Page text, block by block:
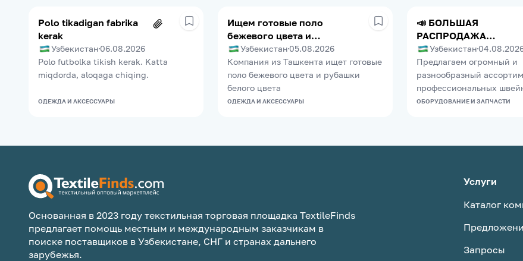
Polo tikadigan fabrika
kerak
Узбекистан 06.08.2026
Polo futbolka tikish kerak. Katta
miqdorda, aloqaga chiqing.
ОДЕЖДА И АКСЕССУАРЫ
Ищем готовые поло
бежевого цвета и
рубашки белыее.
Узбекистан 05.08.2026
Компания из Ташкента ищет готовые
поло бежевого цвета и рубашки
белого цвета
ОДЕЖДА И АКСЕССУАРЫ
📣 БОЛЬШАЯ
РАСПРОДАЖА
ПРОМЫШЛЕННОГО
ШВЕЙНОГО
ОБОРУДОВАНИЯ
Узбекистан
Предлагаем огромный и
разнообразный
профессиональных
и оверлоков для швейных
Кому интересно —
условия по цене на
(звонки/мессенджеры):
+998935501107
ОБОРУДОВАНИЕ И ЗАПЧАСТИ
Основанная в 2023 году текстильная торговая площадка TextileFinds
предлагает помощь местным и международным заказчикам в
поиске поставщиков в Узбекистане, СНГ и странах дальнего
зарубежья.
Услуги
Каталог
Запросы